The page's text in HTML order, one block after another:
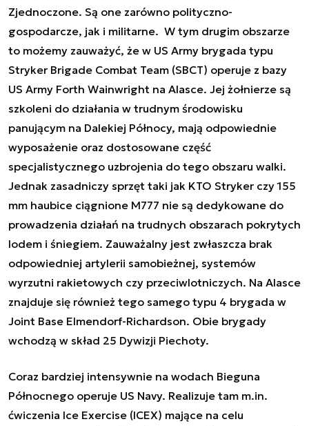
Zjednoczone. Są one zarówno polityczno-
gospodarcze, jak i militarne. W tym drugim obszarze
to możemy zauważyć, że w US Army brygada typu
Stryker Brigade Combat Team (SBCT) operuje z bazy
US Army Forth Wainwright na Alasce. Jej żołnierze są
szkoleni do działania w trudnym środowisku
panującym na Dalekiej Północy, mają odpowiednie
wyposażenie oraz dostosowane część
specjalistycznego uzbrojenia do tego obszaru walki.
Jednak zasadniczy sprzęt taki jak KTO Stryker czy 155
mm haubice ciągnione M777 nie są dedykowane do
prowadzenia działań na trudnych obszarach pokrytych
lodem i śniegiem. Zauważalny jest zwłaszcza brak
odpowiedniej artylerii samobieżnej, systemów
wyrzutni rakietowych czy przeciwlotniczych. Na Alasce
znajduje się również tego samego typu 4 brygada w
Joint Base Elmendorf-Richardson. Obie brygady
wchodzą w skład 25 Dywizji Piechoty.
Coraz bardziej intensywnie na wodach Bieguna
Północnego operuje US Navy. Realizuje tam m.in.
ćwiczenia Ice Exercise (ICEX) mające na celu